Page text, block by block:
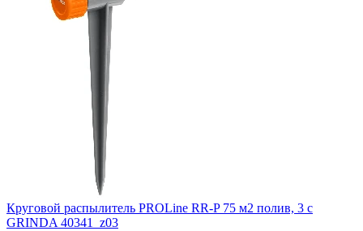
Круговой распылитель PROLine RR-P 75 м2 полив, 3 с
GRINDA 40341_z03